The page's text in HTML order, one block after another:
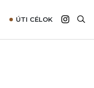
ÚTI CÉLOK